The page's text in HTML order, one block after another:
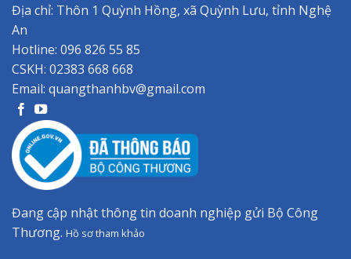
Địa chỉ: Thôn 1 Quỳnh Hồng, xã Quỳnh Lưu, tỉnh Nghệ
An
Hotline: 096 826 55 85
CSKH: 02383 668 668
Email: quangthanhbv@gmail.com
Đang cập nhật thông tin doanh nghiệp gửi Bộ Công
Thương. Hồ sơ tham khảo